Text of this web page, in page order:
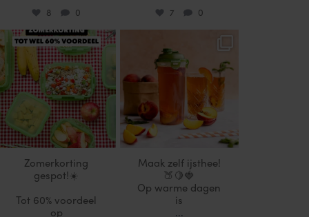
8 0 7 0
locklocknl
Jul 25
Zomerkorting
gespot!☀️
Tot 60% voordeel
op
Jul 17
Maak zelf ijsthee!
🍑🍋🍓
Op warme dagen
is
...